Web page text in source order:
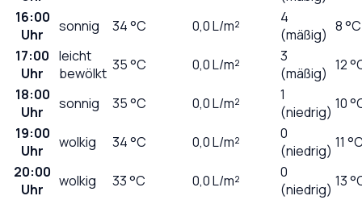
16:00
Uhr
sonnig 34°C 0,0L/m²
4
(mäßig) 8 °C
17:00
Uhr
leicht
bewölkt 35°C 0,0L/m²
3
(mäßig) 12
18:00
Uhr
sonnig 35°C 0,0L/m²
1
(niedrig) 10
19:00
Uhr
wolkig 34°C 0,0L/m²
0
(niedrig) 11
20:00
Uhr
wolkig 33°C 0,0L/m²
0
(niedrig) 13